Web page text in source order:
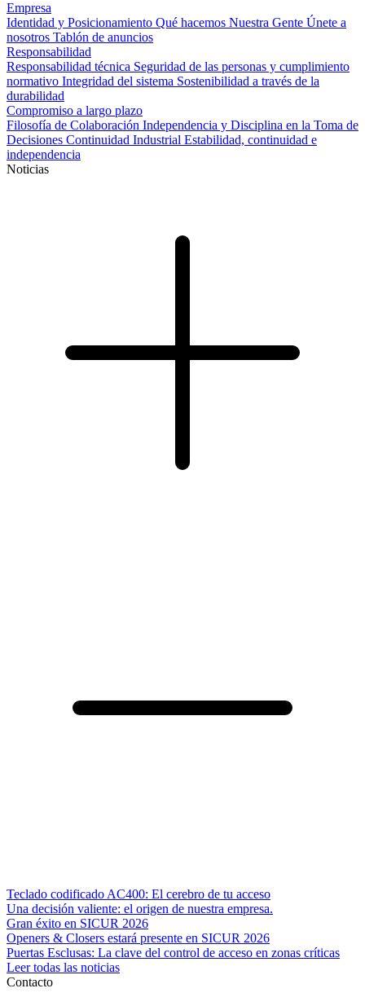
Empresa
Identidad y Posicionamiento Qué hacemos Nuestra Gente Únete a
nosotros Tablón de anuncios
Responsabilidad
Responsabilidad técnica Seguridad de las personas y cumplimiento
normativo Integridad del sistema Sostenibilidad a través de la
durabilidad
Compromiso a largo plazo
Filosofía de Colaboración Independencia y Disciplina en la Toma de
Decisiones Continuidad Industrial Estabilidad, continuidad e
independencia
Noticias
Teclado codificado AC400: El cerebro de tu acceso
Una decisión valiente: el origen de nuestra empresa.
Gran éxito en SICUR 2026
Openers & Closers estará presente en SICUR 2026
Puertas Esclusas: La clave del control de acceso en zonas críticas
Leer todas las noticias
Contacto